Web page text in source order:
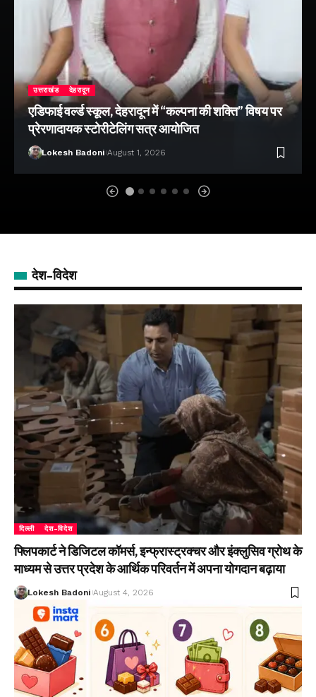
उत्तराखंड देहरादून
एडिफाई वर्ल्ड स्कूल, देहरादून में “कल्पना की शक्ति” विषय पर
प्रेरणादायक स्टोरीटेलिंग सत्र आयोजित
Lokesh Badoni August 1, 2026
देश-विदेश
दिल्ली देश-विदेश
फ्लिपकार्ट ने डिजिटल कॉमर्स, इन्फ्रास्ट्रक्चर और इंक्लुसिव ग्रोथ के
माध्यम से उत्तर प्रदेश के आर्थिक परिवर्तन में अपना योगदान बढ़ाया
Lokesh Badoni August 4, 2026